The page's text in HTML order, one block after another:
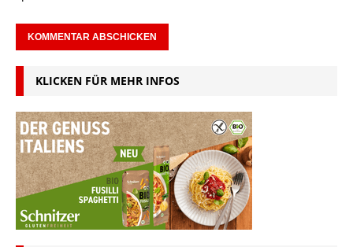
KLICKEN FÜR MEHR INFOS